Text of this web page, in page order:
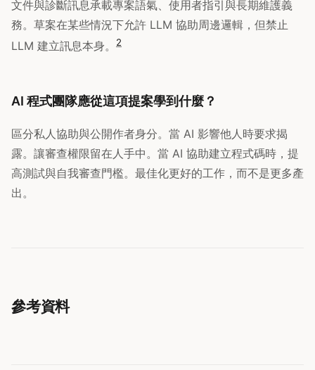
文件與診斷訊息承載專案語氣、使用者指引與長期維護義
務。草案在某些情況下允許 LLM 協助周邊邏輯，但禁止
LLM 建立訊息本身。
2
AI 程式團隊應從這項提案學到什麼？
區分私人協助與公開作者身分。當 AI 影響他人時要求揭
露。讓審查權限留在人手中。當 AI 協助建立程式碼時，提
高測試與自我審查門檻。最佳化更好的工作，而不是更多產
出。
參考資料